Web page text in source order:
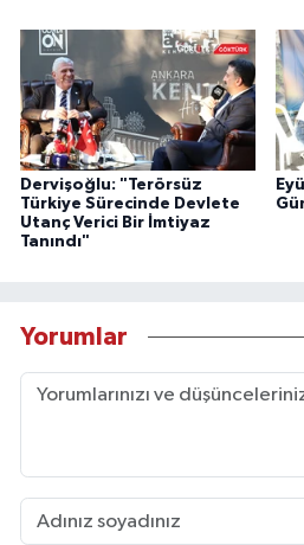
Dervişoğlu: "Terörsüz
Türkiye Sürecinde Devlete
Utanç Verici Bir İmtiyaz
Tanındı"
Yorumlar